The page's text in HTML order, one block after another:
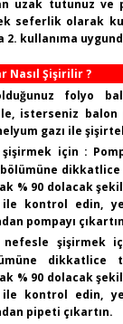
uzak tutunuz ve
seferlik olarak
kullanıma
Nasıl Şişirilir ?
folyo
isterseniz balon
gazı ile
için :
dikkatlice
% 90 dolacak
ile kontrol edin,
pompayı
nefesle şişirmek
dikkatlice
% 90 dolacak
ile kontrol edin,
pipeti çıkartın.